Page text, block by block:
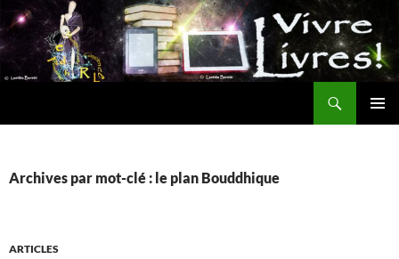
Aller
au
contenu
Archives par mot-clé : le plan Bouddhique
ARTICLES